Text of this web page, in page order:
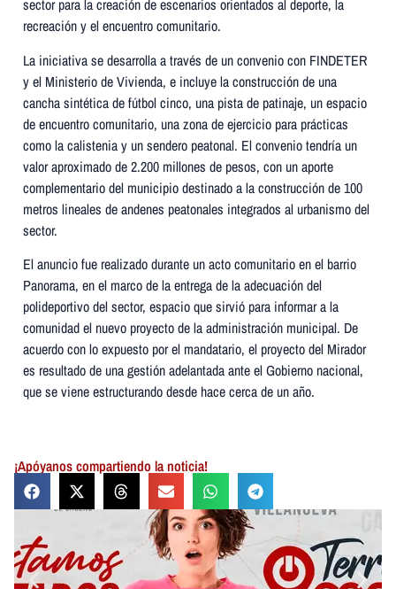
sector para la creación de escenarios orientados al deporte, la
recreación y el encuentro comunitario.
La iniciativa se desarrolla a través de un convenio con FINDETER
y el Ministerio de Vivienda, e incluye la construcción de una
cancha sintética de fútbol cinco, una pista de patinaje, un espacio
de encuentro comunitario, una zona de ejercicio para prácticas
como la calistenia y un sendero peatonal. El convenio tendría un
valor aproximado de 2.200 millones de pesos, con un aporte
complementario del municipio destinado a la construcción de 100
metros lineales de andenes peatonales integrados al urbanismo del
sector.
El anuncio fue realizado durante un acto comunitario en el barrio
Panorama, en el marco de la entrega de la adecuación del
polideportivo del sector, espacio que sirvió para informar a la
comunidad el nuevo proyecto de la administración municipal. De
acuerdo con lo expuesto por el mandatario, el proyecto del Mirador
es resultado de una gestión adelantada ante el Gobierno nacional,
que se viene estructurando desde hace cerca de un año.
¡Apóyanos compartiendo la noticia!